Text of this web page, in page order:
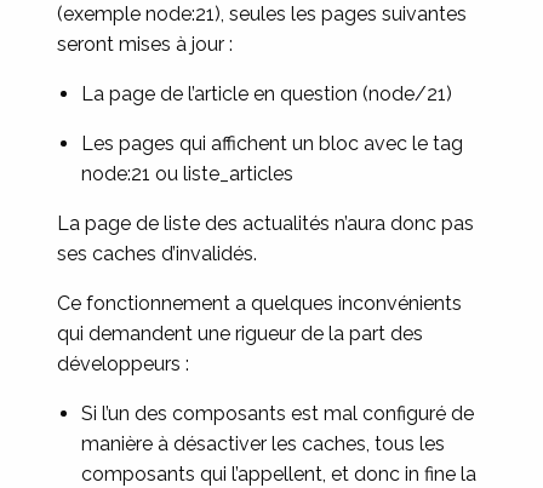
(exemple node:21), seules les pages suivantes
seront mises à jour :
La page de l’article en question (node/21)
Les pages qui affichent un bloc avec le tag
node:21 ou liste_articles
La page de liste des actualités n’aura donc pas
ses caches d’invalidés.
Ce fonctionnement a quelques inconvénients
qui demandent une rigueur de la part des
développeurs :
Si l’un des composants est mal configuré de
manière à désactiver les caches, tous les
composants qui l’appellent, et donc in fine la